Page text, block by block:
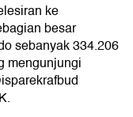
ke
besar
sebanyak 334.206
mengunjungi